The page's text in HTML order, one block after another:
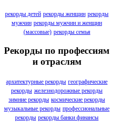
рекорды детей рекорды женщин рекорды
мужчин рекорды мужчин и женщин
(массовые) рекорды семья
Рекорды по профессиям
и отраслям
архитектурные рекорды географические
рекорды железнодорожные рекорды
зимние рекорды космические рекорды
музыкальные рекорды профессиональные
рекорды рекорды банки финансы